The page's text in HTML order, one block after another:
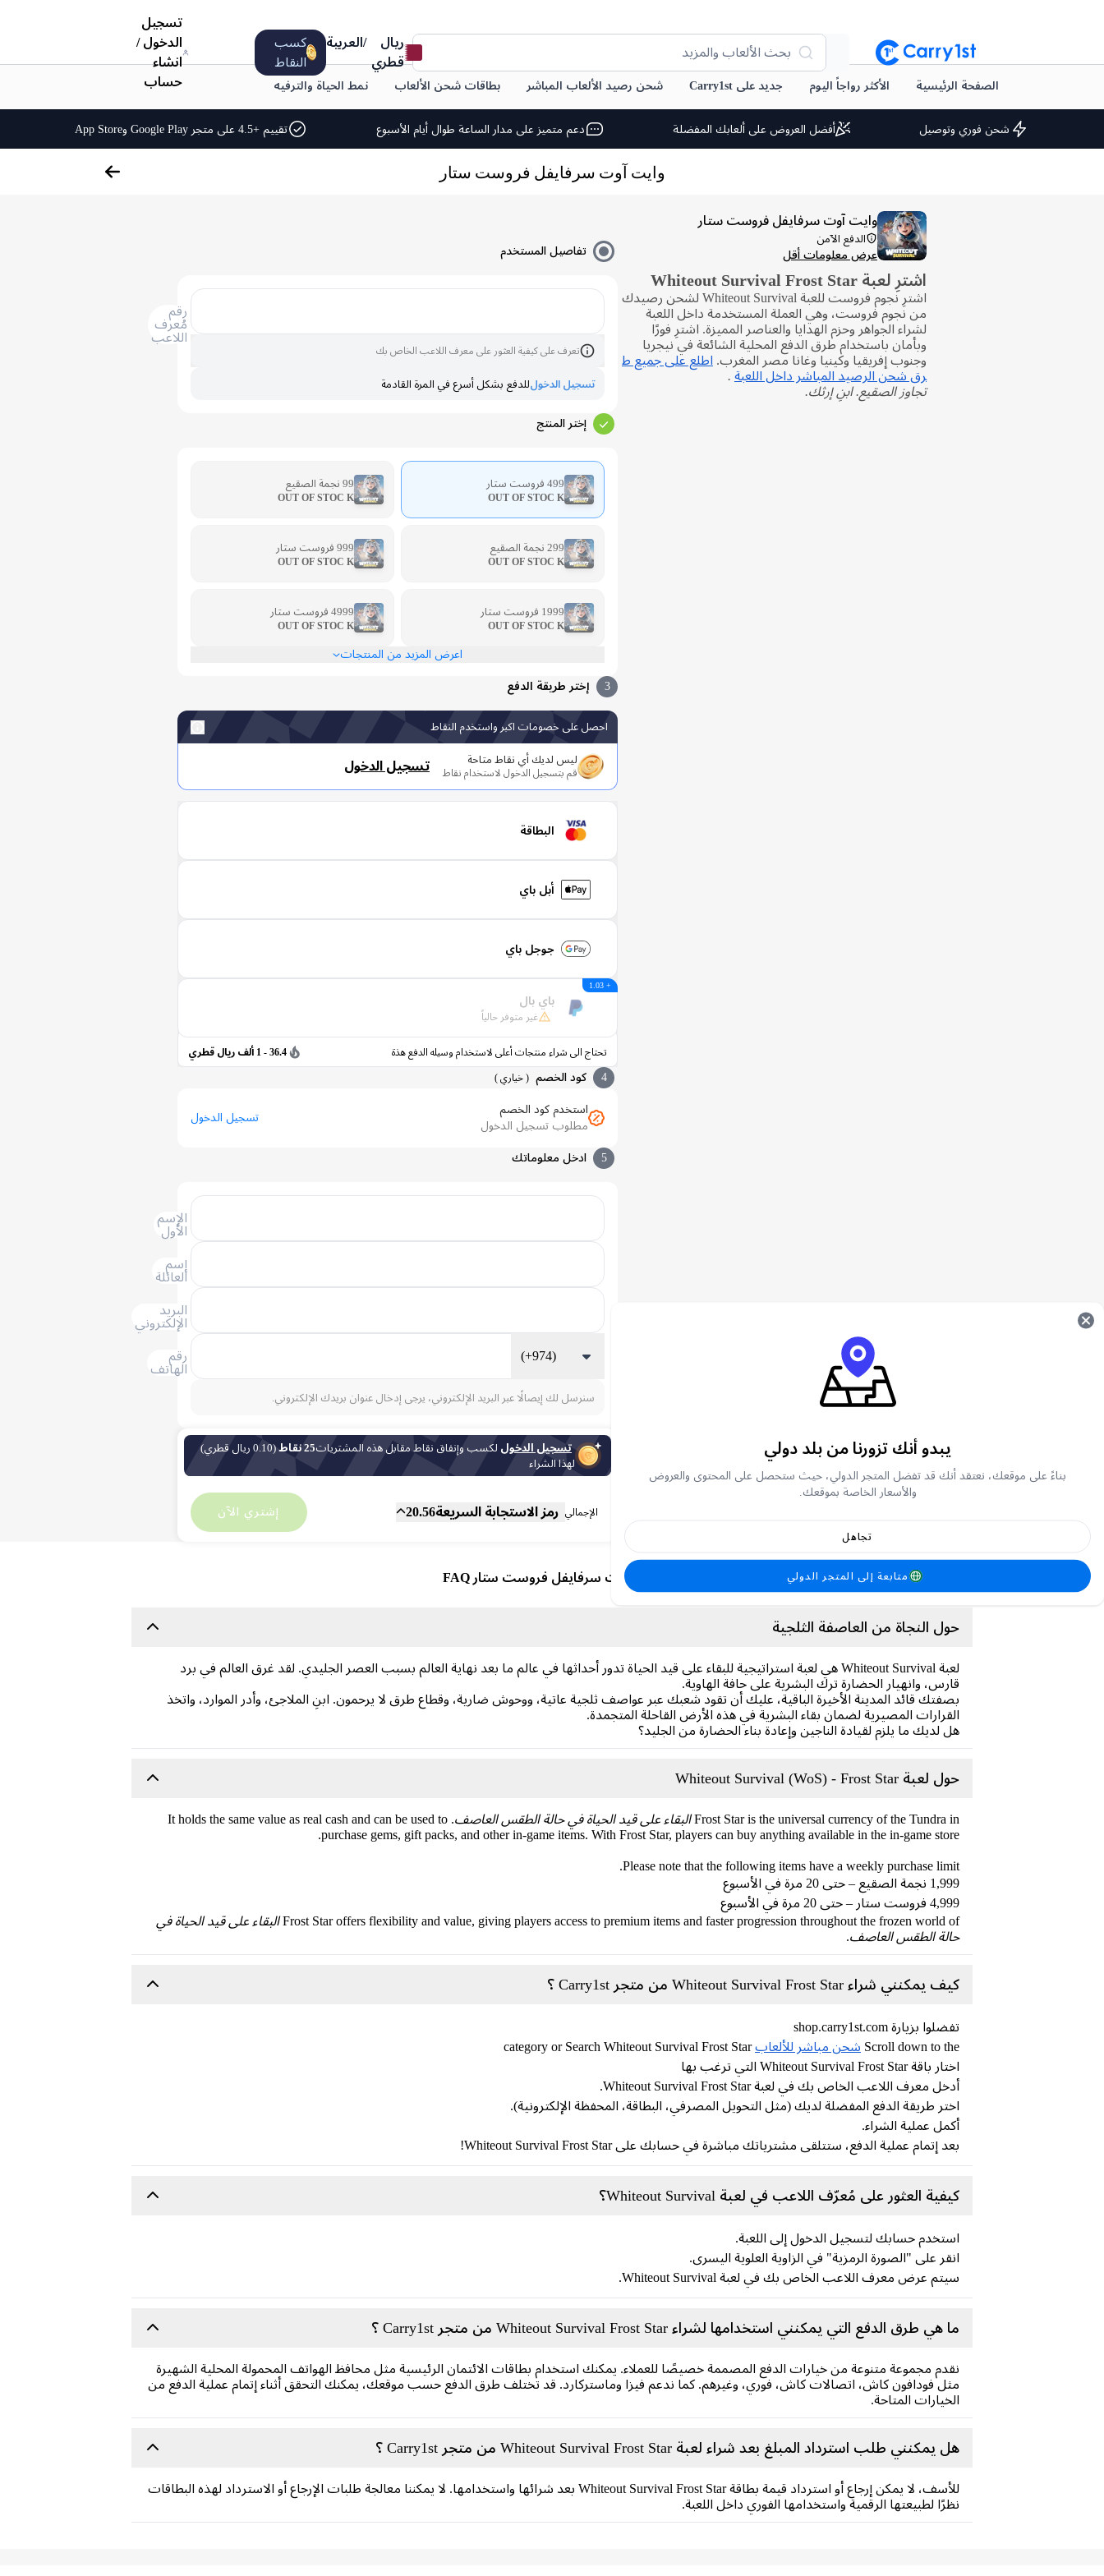
بحث الألعاب والمزيد
ريال
قطري
/ العربية
كسب
النقاط
تسجيل
الدخول/
انشاء
حساب
الصفحة الرئيسية الأكثر رواجاً اليوم جديد على Carry1st شحن رصيد الألعاب المباشر بطاقات شحن الألعاب نمط الحياة والترفيه
شحن فوري وتوصيل أفضل العروض على ألعابك المفضلة دعم متميز على مدار الساعة طوال أيام الأسبوع تقييم +4.5 على متجر Google Play وApp Store
وايت آوت سرفايفل فروست ستار
وايت آوت سرفايفل فروست ستار
الدفع الآمن
عرض معلومات أقل
اشترِ لعبة Whiteout Survival Frost Star
اشترِ نجوم فروست للعبة Whiteout Survival لشحن رصيدك
من نجوم فروست، وهي العملة المستخدمة داخل اللعبة
لشراء الجواهر وحزم الهدايا والعناصر المميزة. اشترِ فورًا
وبأمان باستخدام طرق الدفع المحلية الشائعة في نيجريا
وجنوب إفريقيا وكينيا وغانا مصر المغرب. اطلع على جميع ط
رق شحن الرصيد المباشر داخل اللعبة .
تجاوز الصقيع. ابنِ إرثك.
تفاصيل المستخدم
رقم
مُعرف
اللاعب
تعرف على كيفية العثور على معرف اللاعب الخاص بك
تسجيل الدخولللدفع بشكل أسرع في المرة القادمة
إختر المنتج
499 فروست ستار
OUT OF STOC K
99 نجمة الصقيع
OUT OF STOC K
299 نجمة الصقيع
OUT OF STOC K
999 فروست ستار
OUT OF STOC K
1999 فروست ستار
OUT OF STOC K
4999 فروست ستار
OUT OF STOC K
اعرض المزيد من المنتجات
3 إختر طريقة الدفع
احصل على خصومات اكبر واستخدم النقاط
ليس لديك أي نقاط متاحة
قم بتسجيل الدخول لاستخدام نقاط تسجيل الدخول
البطاقة
أبل باي
جوجل باي
باي بال
غير متوفر حالياً
+ 1.03
تحتاج الى شراء منتجات أعلى لاستخدام وسيله الدفع هذة 36.4 - 1 ألف ريال قطري
4 كود الخصم ( خياري )
استخدم كود الخصم
مطلوب تسجيل الدخول
تسجيل الدخول
5 ادخل معلوماتك
الإسم
الأول
إسم
العائلة
البريد
الإلكتروني
رقم
الهاتف
(+974)
سنرسل لك إيصالًا عبر البريد الإلكتروني، يرجى إدخال عنوان بريدك الإلكتروني.
تسجيل الدخول لكسب وإنفاق نقاط مقابل هذه المشتريات25 نقاط
(0.10 ريال قطري)
لهذا الشراء
رمز الاستجابة السريعة20.56
Fee
رمز الاستجابة السريعة 0 الإجمالي رمز الاستجابة السريعة20.56 إشتري الآن
وايت آوت سرفايفل فروست ستار FAQ
حول النجاة من العاصفة الثلجية
لعبة Whiteout Survival هي لعبة استراتيجية للبقاء على قيد الحياة تدور أحداثها في عالم ما بعد نهاية العالم بسبب العصر الجليدي. لقد غرق العالم في برد
قارس، وانهيار الحضارة ترك البشرية على حافة الهاوية.
بصفتك قائد المدينة الأخيرة الباقية، عليك أن تقود شعبك عبر عواصف ثلجية عاتية، ووحوش ضارية، وقطاع طرق لا يرحمون. ابنِ الملاجئ، وأدر الموارد، واتخذ
القرارات المصيرية لضمان بقاء البشرية في هذه الأرض القاحلة المتجمدة.
هل لديك ما يلزم لقيادة الناجين وإعادة بناء الحضارة من الجليد؟
حول لعبة Whiteout Survival (WoS) - Frost Star
Frost Star is the universal currency of the Tundra in البقاء على قيد الحياة في حالة الطقس العاصف . It holds the same value as real cash and can be used to
purchase gems, gift packs, and other in-game items. With Frost Star, players can buy anything available in the in-game store.
Please note that the following items have a weekly purchase limit.
1,999 نجمة الصقيع – حتى 20 مرة في الأسبوع
4,999 فروست ستار – حتى 20 مرة في الأسبوع
Frost Star offers flexibility and value, giving players access to premium items and faster progression throughout the frozen world of البقاء على قيد الحياة في
حالة الطقس العاصف.
كيف يمكنني شراء Whiteout Survival Frost Star من متجر Carry1st ؟
تفضلوا بزيارة shop.carry1st.com
Scroll down to the شحن مباشر للألعابcategory or Search Whiteout Survival Frost Star
اختار باقة Whiteout Survival Frost Star التي ترغب بها
أدخل معرف اللاعب الخاص بك في لعبة Whiteout Survival Frost Star.
اختر طريقة الدفع المفضلة لديك (مثل التحويل المصرفي، البطاقة، المحفظة الإلكترونية).
أكمل عملية الشراء.
بعد إتمام عملية الدفع، ستتلقى مشترياتك مباشرة في حسابك على Whiteout Survival Frost Star!
كيفية العثور على مُعرّف اللاعب في لعبة Whiteout Survival؟
استخدم حسابك لتسجيل الدخول إلى اللعبة.
انقر على "الصورة الرمزية" في الزاوية العلوية اليسرى.
سيتم عرض معرف اللاعب الخاص بك في لعبة Whiteout Survival.
ما هي طرق الدفع التي يمكنني استخدامها لشراء Whiteout Survival Frost Star من متجر Carry1st ؟
نقدم مجموعة متنوعة من خيارات الدفع المصممة خصيصًا للعملاء. يمكنك استخدام بطاقات الائتمان الرئيسية مثل محافظ الهواتف المحمولة المحلية الشهيرة
مثل فودافون كاش، اتصالات كاش، فوري، وغيرهم. كما ندعم فيزا وماستركارد. قد تختلف طرق الدفع حسب موقعك، يمكنك التحقق أثناء إتمام عملية الدفع من
الخيارات المتاحة.
هل يمكنني طلب استرداد المبلغ بعد شراء لعبة Whiteout Survival Frost Star من متجر Carry1st ؟
للأسف، لا يمكن إرجاع أو استرداد قيمة بطاقة Whiteout Survival Frost Star بعد شرائها واستخدامها. لا يمكننا معالجة طلبات الإرجاع أو الاسترداد لهذه البطاقات
نظرًا لطبيعتها الرقمية واستخدامها الفوري داخل اللعبة.
يبدو أنك تزورنا من بلد دولي
بناءً على موقعك، نعتقد أنك قد تفضل المتجر الدولي، حيث ستحصل على المحتوى والعروض
والأسعار الخاصة بموقعك.
تجاهل
متابعة إلى المتجر الدولي